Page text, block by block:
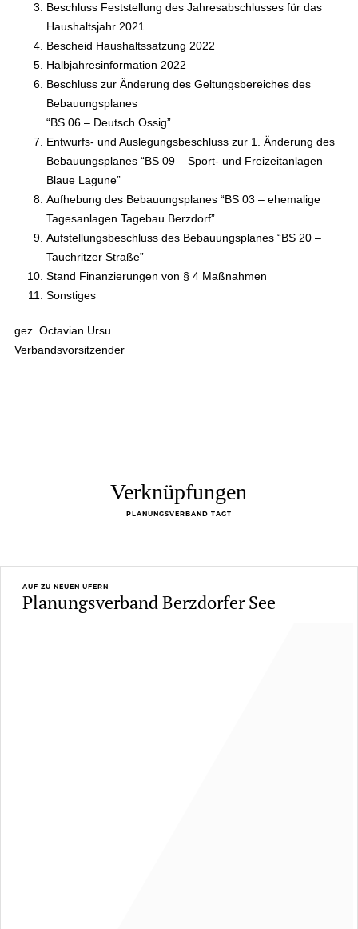
Beschluss Feststellung des Jahresabschlusses für das
Haushaltsjahr 2021
Bescheid Haushaltssatzung 2022
Halbjahresinformation 2022
Beschluss zur Änderung des Geltungsbereiches des
Bebauungsplanes
“BS 06 – Deutsch Ossig”
Entwurfs- und Auslegungsbeschluss zur 1. Änderung des
Bebauungsplanes “BS 09 – Sport- und Freizeitanlagen
Blaue Lagune”
Aufhebung des Bebauungsplanes “BS 03 – ehemalige
Tagesanlagen Tagebau Berzdorf”
Aufstellungsbeschluss des Bebauungsplanes “BS 20 –
Tauchritzer Straße”
Stand Finanzierungen von § 4 Maßnahmen
Sonstiges
gez. Octavian Ursu
Verbandsvorsitzender
Verknüpfungen
PLANUNGSVERBAND TAGT
AUF ZU NEUEN UFERN
Planungsverband Berzdorfer See